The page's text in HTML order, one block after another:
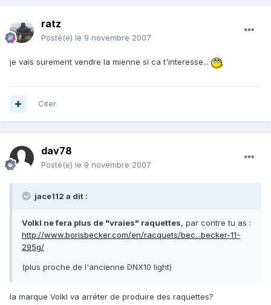
ratz
Posté(e) le 9 novembre 2007
je vais surement vendre la mienne si ca t'interesse...
Citer
dav78
Posté(e) le 9 novembre 2007
jace112 a dit :
Volkl ne fera plus de "vraies" raquettes, par contre tu as :
http://www.borisbecker.com/en/racquets/bec...becker-11-
295g/
(plus proche de l'ancienne DNX10 light)
la marque Volkl va arréter de produire des raquettes?